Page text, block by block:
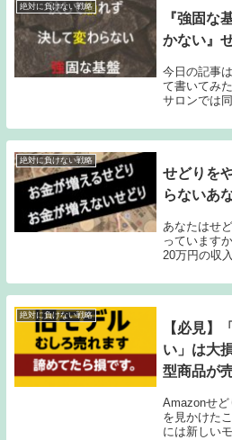
絶対に負けない戦略
『強固な
かない』
今日の記事
て書いてみ
サロンでは
せんm(_
いて、「あ
絶対に負けない戦略
せどりを
らないあ
あなたはせ
っています
20万円の収
ますね。で
例にするか
絶対に負けない戦略
【必見】
い」は大
型商品が
Amazonせ
を見かけた
には新しい